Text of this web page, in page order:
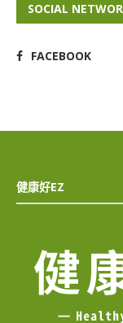
SOCIAL
FACEBOOK
健康好EZ